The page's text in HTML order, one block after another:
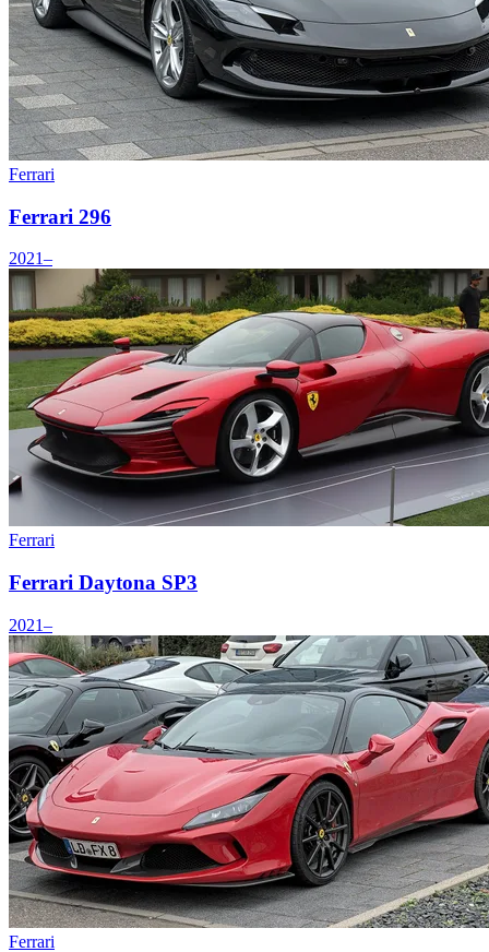
Ferrari
Ferrari 296
2021–
Ferrari
Ferrari Daytona SP3
2021–
Ferrari